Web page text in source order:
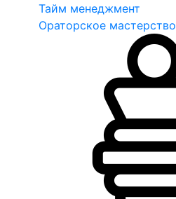
Тайм менеджмент
Ораторское мастерство